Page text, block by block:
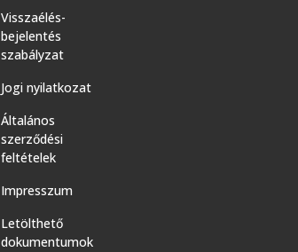
Visszaélés-
bejelentés
szabályzat
Jogi nyilatkozat
Általános
szerződési
feltételek
Impresszum
Letölthető
dokumentumok